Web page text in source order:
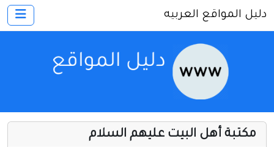
اتصل بنا
أخرى ومنوعه
دليل المواقع العربيه
مكتبة أهل البيت عليهم السلام